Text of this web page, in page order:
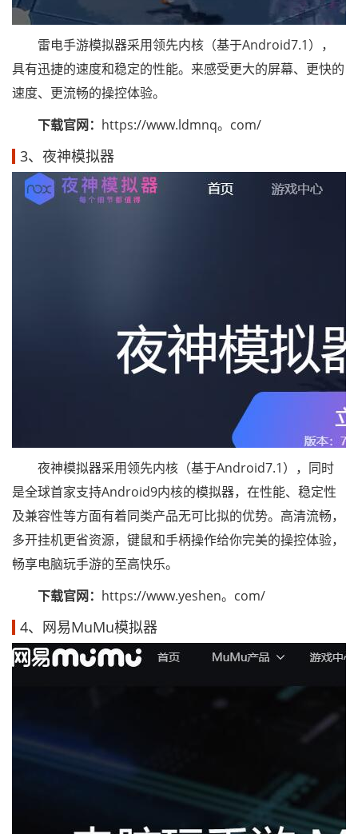
雷电手游模拟器采用领先内核（基于Android7.1），
具有迅捷的速度和稳定的性能。来感受更大的屏幕、更快的
速度、更流畅的操控体验。
下载官网： https://www.ldmnq。com/
3、夜神模拟器
夜神模拟器采用领先内核（基于Android7.1），同时
是全球首家支持Android9内核的模拟器，在性能、稳定性
及兼容性等方面有着同类产品无可比拟的优势。高清流畅，
多开挂机更省资源，键鼠和手柄操作给你完美的操控体验，
畅享电脑玩手游的至高快乐。
下载官网： https://www.yeshen。com/
4、网易MuMu模拟器